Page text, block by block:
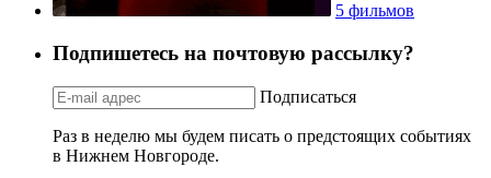
5 фильмов
Подпишетесь на почтовую рассылку?
Подписаться
Раз в неделю мы будем писать о предстоящих событиях
в Нижнем Новгороде.